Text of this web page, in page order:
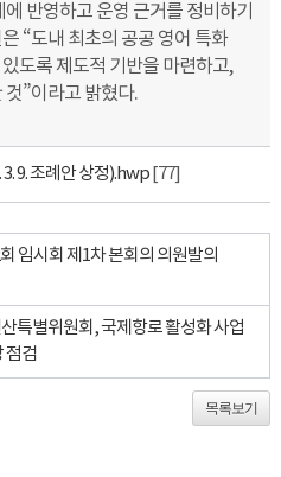
반영하고 운영 근거를 정비하기
“도내 최초의 공공 영어 특화
도록 제도적 기반을 마련하고,
”이라고 밝혔다.
9. 조례안 상정).hwp [77]
임시회 제1차 본회의 의원발의
특별위원회, 국제항로 활성화 사업
점검
목록보기